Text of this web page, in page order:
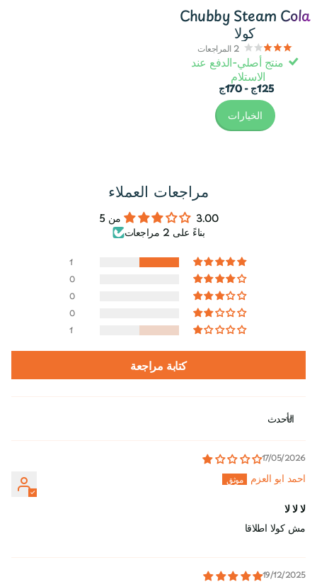
Chubby Steam Cola
كولا
2 المراجعات
منتج أصلي-الدفع عند
الاستلام
125ج - 170ج
الخيارات
مراجعات العملاء
3.00 من 5
بناءً على 2 مراجعات
1
0
0
0
1
كتابة مراجعة
Sort by
17/05/2026
احمد ابو العزم
لا لا لا
مش كولا اطلاقا
19/12/2025